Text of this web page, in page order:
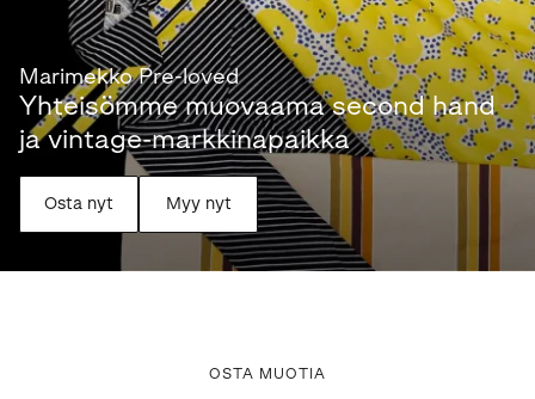
Marimekko Pre-loved
Yhteisömme muovaama second hand
ja vintage-markkinapaikka
Osta nyt Myy nyt
OSTA MUOTIA